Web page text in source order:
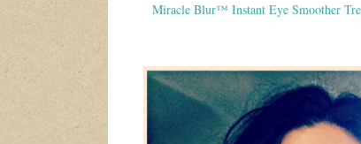
Miracle Blur™ Instant Eye Smoother